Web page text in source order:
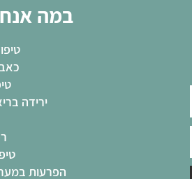
במה
ירידה
הפרעות